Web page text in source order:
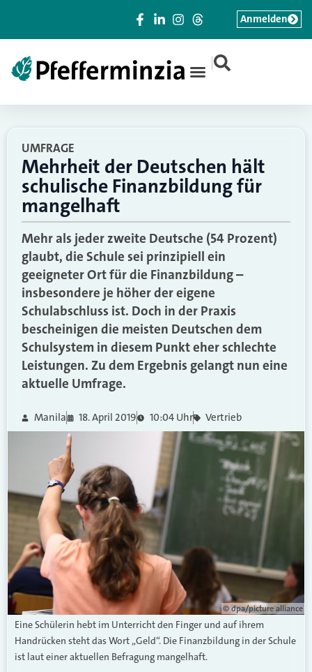
|
Anmelden
UMFRAGE
Mehrheit der Deutschen hält
schulische Finanzbildung für
mangelhaft
Mehr als jeder zweite Deutsche (54 Prozent)
glaubt, die Schule sei prinzipiell ein
geeigneter Ort für die Finanzbildung –
insbesondere je höher der eigene
Schulabschluss ist. Doch in der Praxis
bescheinigen die meisten Deutschen dem
Schulsystem in diesem Punkt eher schlechte
Leistungen. Zu dem Ergebnis gelangt nun eine
aktuelle Umfrage.
Manila 18. April 2019 10:04 Uhr Vertrieb
© dpa/picture alliance
Eine Schülerin hebt im Unterricht den Finger und auf ihrem
Handrücken steht das Wort „Geld“. Die Finanzbildung in der Schule
ist laut einer aktuellen Befragung mangelhaft.